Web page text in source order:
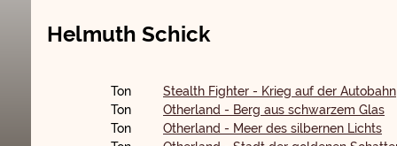
Helmuth Schick
Ton
Stealth Fighter - Krieg auf der Autobahn
Ton
Otherland - Berg aus schwarzem Glas
Ton
Otherland - Meer des silbernen Lichts